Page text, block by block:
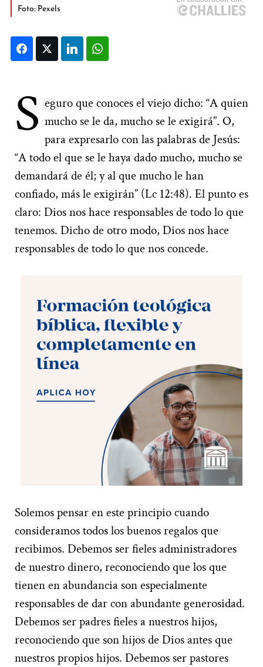
Foto: Pexels
FacebookTwitter LinkedIn
S eguro que conoces el viejo dicho: “A quien
mucho se le da, mucho se le exigirá”. O,
para expresarlo con las palabras de Jesús:
“A todo el que se le haya dado mucho, mucho se
demandará de él; y al que mucho le han
confiado, más le exigirán” (Lc 12:48). El punto es
claro: Dios nos hace responsables de todo lo que
tenemos. Dicho de otro modo, Dios nos hace
responsables de todo lo que nos concede.
Solemos pensar en este principio cuando
consideramos todos los buenos regalos que
recibimos. Debemos ser fieles administradores
de nuestro dinero, reconociendo que los que
tienen en abundancia son especialmente
responsables de dar con abundante generosidad.
Debemos ser padres fieles a nuestros hijos,
reconociendo que son hijos de Dios antes que
nuestros propios hijos. Debemos ser pastores